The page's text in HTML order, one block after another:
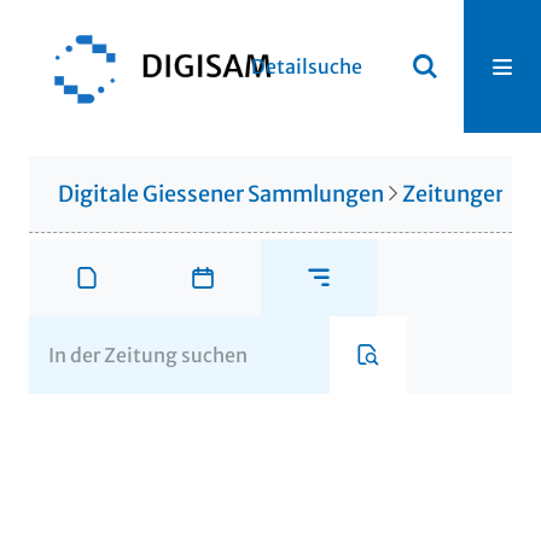
Detailsuche
Digitale Giessener Sammlungen Zeitungen